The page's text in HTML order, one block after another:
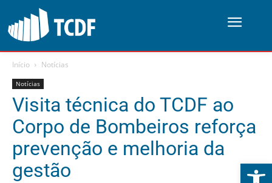
Abrir
Início Notícias
Notícias
Visita técnica do TCDF ao
Corpo de Bombeiros reforça
prevenção e melhoria da
gestão